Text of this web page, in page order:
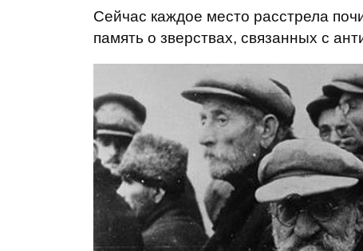
Сейчас каждое место расстрела
память о зверствах, связанных с